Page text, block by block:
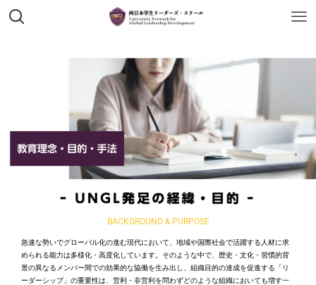
BACKGROUND & PURPOSE
急速な勢いでグローバル化の進む現代において、地域や国際社会で活躍する人材に求
められる能力は多様化・高度化しています。そのような中で、歴史・文化・習慣的背
景の異なるメンバー間での効果的な協働を生み出し、組織目的の達成を促進する「リ
ーダーシップ」の重要性は、営利・非営利を問わずどのような組織においても増す一